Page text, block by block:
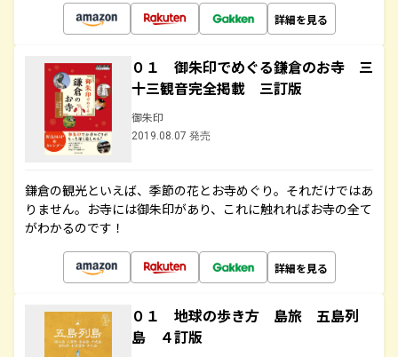
詳細を見る
０１ 御朱印でめぐる鎌倉のお寺 三
十三観音完全掲載 三訂版
御朱印
2019.08.07 発売
鎌倉の観光といえば、季節の花とお寺めぐり。それだけではあ
りません。お寺には御朱印があり、これに触れればお寺の全て
がわかるのです！
詳細を見る
０１ 地球の歩き方 島旅 五島列
島 ４訂版